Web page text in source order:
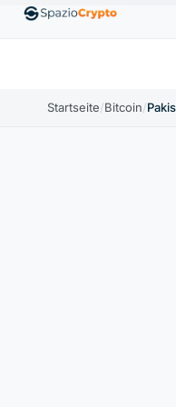
EthereumETH1.880,58 $
Startseite/Bitcoin/